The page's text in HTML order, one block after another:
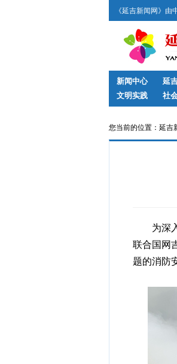
《延吉新闻网》
新闻中心 延
文明实践
社
您当前的位置：延吉
为深入
联合国网
题的消防